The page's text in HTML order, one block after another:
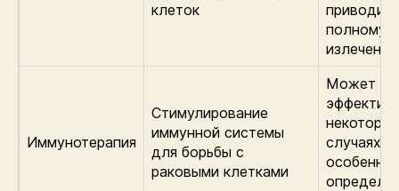
клеток
приводит
полному
Иммунотерапия
Стимулирование
иммунной системы
для борьбы с
раковыми клетками
Может
некоторых
случаях,
особенно